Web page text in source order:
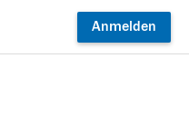
Anmelden